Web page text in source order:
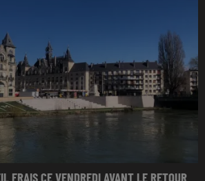
FRAIS CE VENDREDI AVANT LE RETOUR